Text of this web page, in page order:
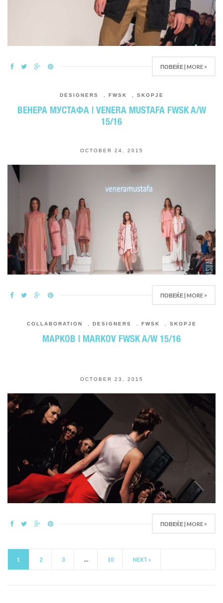
ПОВЕЌЕ | MORE >
DESIGNERS FWSK SKOPJE
ВЕНЕРА МУСТАФА | VENERA MUSTAFA FWSK A/W
15/16
OCTOBER 24, 2015
ПОВЕЌЕ | MORE >
COLLABORATION DESIGNERS FWSK SKOPJE
МАРКОВ | MARKOV FWSK A/W 15/16
OCTOBER 23, 2015
ПОВЕЌЕ | MORE >
1 2 3 … 10 NEXT »